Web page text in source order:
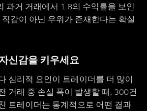
과거 거래에서 1.8의 수익률을 보인
감이 아닌 우위가 존재한다는 확실
신감을 키우세요
심리적 요인이 트레이더를 더 많이
거래 중 손실 폭이 발생할 때, 300건
트레이더는 통계적으로 어떤 결과